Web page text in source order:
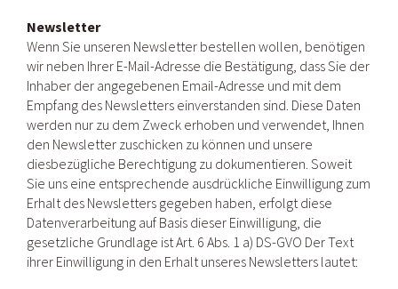
Newsletter
Wenn Sie unseren Newsletter bestellen wollen, benötigen
wir neben Ihrer E-Mail-Adresse die Bestätigung, dass Sie der
Inhaber der angegebenen Email-Adresse und mit dem
Empfang des Newsletters einverstanden sind. Diese Daten
werden nur zu dem Zweck erhoben und verwendet, Ihnen
den Newsletter zuschicken zu können und unsere
diesbezügliche Berechtigung zu dokumentieren. Soweit
Sie uns eine entsprechende ausdrückliche Einwilligung zum
Erhalt des Newsletters gegeben haben, erfolgt diese
Datenverarbeitung auf Basis dieser Einwilligung, die
gesetzliche Grundlage ist Art. 6 Abs. 1 a) DS-GVO Der Text
ihrer Einwilligung in den Erhalt unseres Newsletters lautet: